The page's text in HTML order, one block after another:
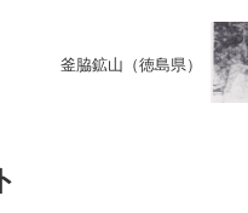
釜脇鉱山（徳島県）